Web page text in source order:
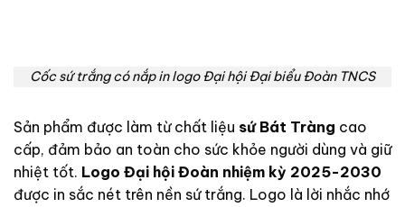
Cốc sứ trắng có nắp in logo Đại hội Đại biểu Đoàn TNCS
Sản phẩm được làm từ chất liệu sứ Bát Tràng cao
cấp, đảm bảo an toàn cho sức khỏe người dùng và giữ
nhiệt tốt. Logo Đại hội Đoàn nhiệm kỳ 2025-2030
được in sắc nét trên nền sứ trắng. Logo là lời nhắc nhớ